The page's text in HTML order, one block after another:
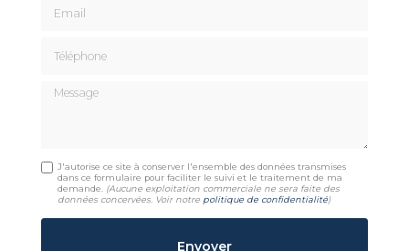
Message
J'autorise ce site à conserver l'ensemble des données transmises
dans ce formulaire pour faciliter le suivi et le traitement de ma
demande. (Aucune exploitation commerciale ne sera faite des
données concervées. Voir notre politique de confidentialité)